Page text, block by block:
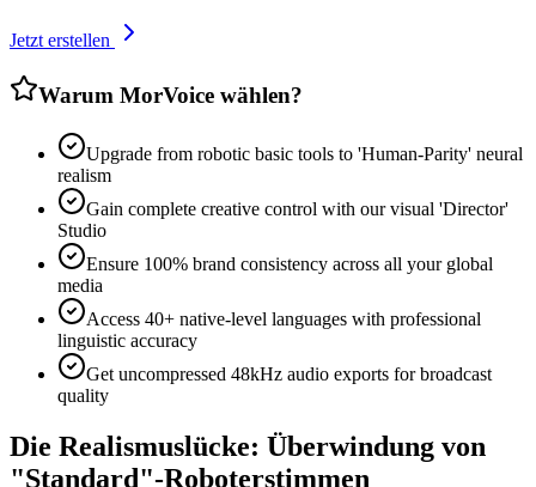
Jetzt erstellen
Warum MorVoice wählen?
Upgrade from robotic basic tools to 'Human-Parity' neural
realism
Gain complete creative control with our visual 'Director'
Studio
Ensure 100% brand consistency across all your global
media
Access 40+ native-level languages with professional
linguistic accuracy
Get uncompressed 48kHz audio exports for broadcast
quality
Die Realismuslücke: Überwindung von
"Standard"-Roboterstimmen